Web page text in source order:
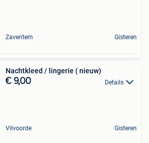
Zaventem Gisteren
Nachtkleed / lingerie ( nieuw)
€ 9,00 Details
Vilvoorde Gisteren